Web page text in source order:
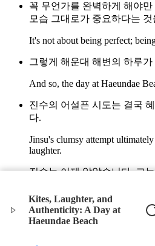
Kites, Laughter, and
Authenticity: A Day at
Haeundae Beach
꼭 무언가를 완벽하게 해야
모습 그대로가 중요하다는 것
It's not about being perfect;
그렇게 해운대 해변의 하루
And so, the day at Haeundae
진수의 어설픈 시도는 결국
다.
Jinsu's clumsy attempt
laughter.
진수는 이제 알았습니다. 그
Jinsu now understood that the
front of Hyejin was to show his